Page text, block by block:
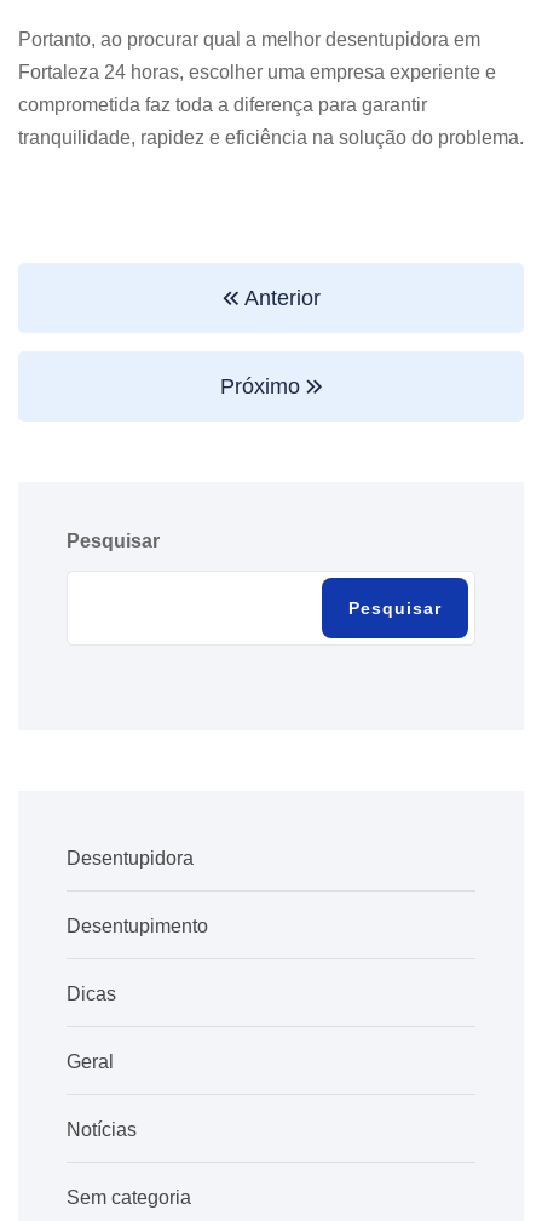
Portanto, ao procurar qual a melhor desentupidora em
Fortaleza 24 horas, escolher uma empresa experiente e
comprometida faz toda a diferença para garantir
tranquilidade, rapidez e eficiência na solução do problema.
Anterior
Próximo
Pesquisar
Pesquisar
Desentupidora
Desentupimento
Dicas
Geral
Notícias
Sem categoria